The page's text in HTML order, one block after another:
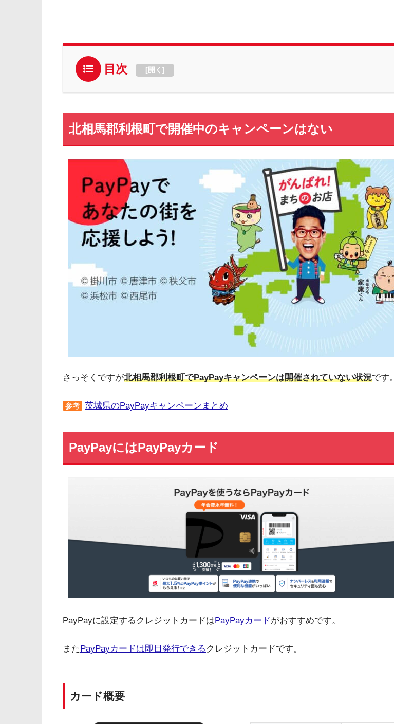
目次 [開く ]
北相馬郡利根町で開催中のキャンペーンはない
さっそくですが北相馬郡利根町でPayPayキャンペーンは開催されていない状況です。
参考 茨城県のPayPayキャンペーンまとめ
PayPayにはPayPayカード
PayPayに設定するクレジットカードはPayPayカードがおすすめです。
またPayPayカードは即日発行できる クレジットカードです。
カード概要